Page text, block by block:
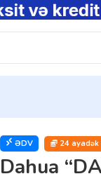
ƏDV 24 ayadək
Dahua